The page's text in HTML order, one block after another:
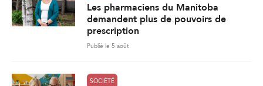
Les pharmaciens du Manitoba
demandent plus de pouvoirs de
prescription
Publié le 5 août
SOCIÉTÉ